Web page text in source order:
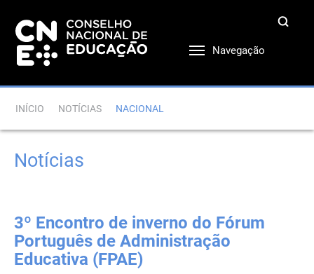
Navegação
INÍCIO NOTÍCIAS NACIONAL
Notícias
3º Encontro de inverno do Fórum
Português de Administração
Educativa (FPAE)